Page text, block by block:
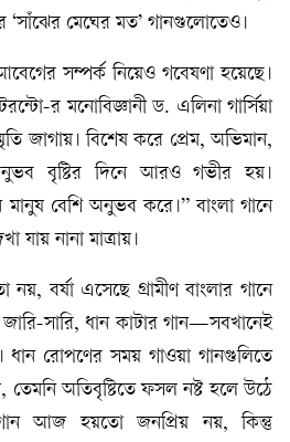
‘সাঁঝের মেঘের মত’ গানগুলোতেও।
সম্পর্ক নিয়েও গবেষণা হয়েছে।
র মনোবিজ্ঞানী ড. এলিনা গার্সিয়া
জাগায়। বিশেষ করে প্রেম, অভিমান,
বৃষ্টির দিনে আরও গভীর হয়।
মানুষ বেশি অনুভব করে।” বাংলা গানে
যায় নানা মাত্রায়।
বর্ষা এসেছে গ্রামীণ বাংলার গানে
সারি, ধান কাটার গান—সবখানেই
ধান রোপণের সময় গাওয়া গানগুলিতে
তেমনি অতিবৃষ্টিতে ফসল নষ্ট হলে উঠে
আজ হয়তো জনপ্রিয় নয়, কিন্তু